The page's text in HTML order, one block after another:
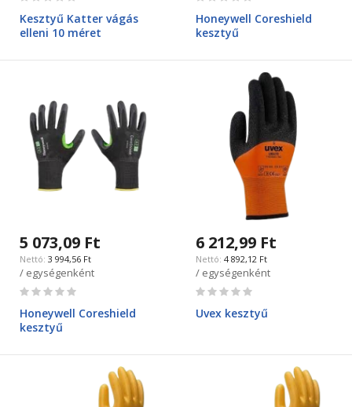
Kesztyű Katter vágás
elleni 10 méret
Honeywell Coreshield
kesztyű
5 073,09 Ft
3 994,56 Ft
/ egységenként
Rating:
Honeywell Coreshield
kesztyű
6 212,99 Ft
4 892,12 Ft
/ egységenként
Rating:
Uvex kesztyű